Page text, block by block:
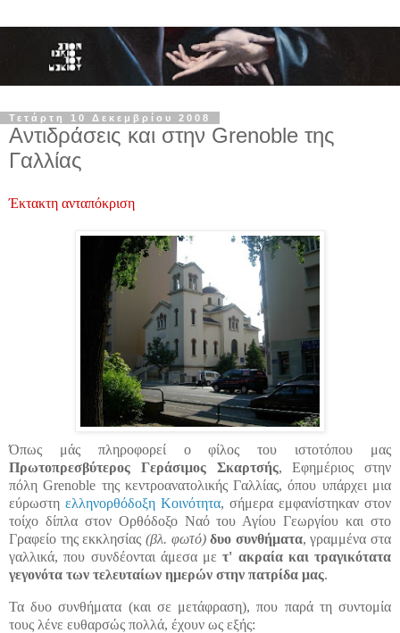
Τετάρτη 10 Δεκεμβρίου 2008
Αντιδράσεις και στην Grenoble της
Γαλλίας
Έκτακτη ανταπόκριση
Όπως μάς πληροφορεί ο φίλος του ιστοτόπου μας
Πρωτοπρεσβύτερος
Γεράσιμος Σκαρτσής, Εφημέριος στην
πόλη Grenoble της κεντροανατολικής Γαλλίας, όπου υπάρχει μια
εύρωστη ελληνορθόδοξη Κοινότητα, σήμερα εμφανίστηκαν στον
τοίχο δίπλα στον Ορθόδοξο Ναό του Αγίου Γεωργίου και στο
Γραφείο της εκκλησίας (βλ. φωτό) δυο συνθήματα, γραμμένα στα
γαλλικά, που συνδέονται άμεσα μετ' ακραία και τραγικότατα
γεγονότα των τελευταίων ημερών στην πατρίδα μας.
Τα δυο συνθήματα (και σε μετάφραση), που παρά τη συντομία
τους λένε ευθαρσώς πολλά, έχουν ως εξής: